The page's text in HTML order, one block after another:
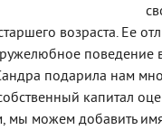
возраста. Ее
поведение
подарила нам
капитал
мы можем добавить